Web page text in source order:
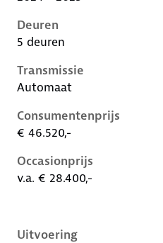
Deuren
5 deuren
Transmissie
Automaat
Consumentenprijs
€ 46.520,-
Occasionprijs
v.a. € 28.400,-
Uitvoering